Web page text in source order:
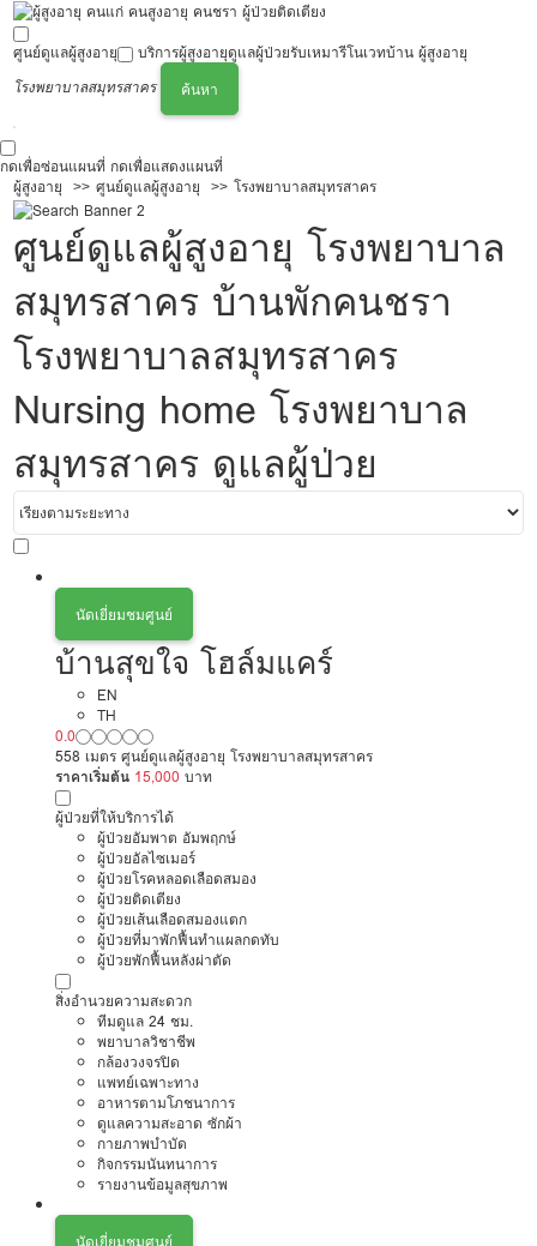
ศูนย์ดูแลผู้สูงอายุ บริการผู้สูงอายุดูแลผู้ป่วยรับเหมารีโนเวทบ้าน ผู้สูงอายุ
โรงพยาบาลสมุทรสาคร
ค้นหา
กดเพื่อซ่อนแผนที่ กดเพื่อแสดงแผนที่
ผู้สูงอายุ
ศูนย์ดูแลผู้สูงอายุ โรงพยาบาลสมุทรสาคร
ศูนย์ดูแลผู้สูงอายุ โรงพยาบาล
สมุทรสาคร บ้านพักคนชรา
โรงพยาบาลสมุทรสาคร
Nursing home โรงพยาบาล
สมุทรสาคร ดูแลผู้ป่วย
นัดเยี่ยมชมศูนย์
บ้านสุขใจ โฮล์มแคร์
EN
TH
0.0
558 เมตร ศูนย์ดูแลผู้สูงอายุ โรงพยาบาลสมุทรสาคร
ราคาเริ่มต้น 15,000 บาท
ผู้ป่วยที่ให้บริการได้
ผู้ป่วยอัมพาต อัมพฤกษ์
ผู้ป่วยอัลไซเมอร์
ผู้ป่วยโรคหลอดเลือดสมอง
ผู้ป่วยติดเตียง
ผู้ป่วยเส้นเลือดสมองแตก
ผู้ป่วยที่มาพักฟื้นทำแผลกดทับ
ผู้ป่วยพักฟื้นหลังผ่าตัด
สิ่งอำนวยความสะดวก
ทีมดูแล 24 ชม.
พยาบาลวิชาชีพ
กล้องวงจรปิด
แพทย์เฉพาะทาง
อาหารตามโภชนาการ
ดูแลความสะอาด ซักผ้า
กายภาพบำบัด
กิจกรรมนันทนาการ
รายงานข้อมูลสุขภาพ
นัดเยี่ยมชมศูนย์